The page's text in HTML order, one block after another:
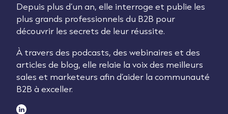
Depuis plus d’un an, elle interroge et publie les
plus grands professionnels du B2B pour
découvrir les secrets de leur réussite.
À travers des podcasts, des webinaires et des
articles de blog, elle relaie la voix des meilleurs
sales et marketeurs afin d’aider la communauté
B2B à exceller.